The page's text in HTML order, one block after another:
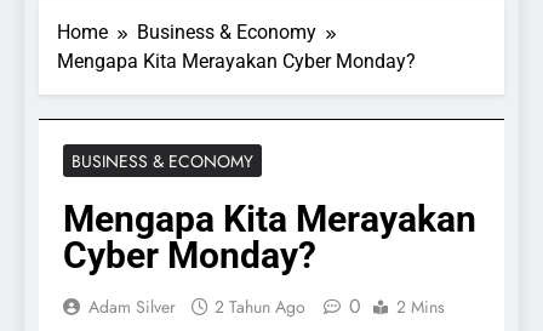
Home
Business & Economy
Mengapa Kita Merayakan Cyber ​​Monday?
BUSINESS & ECONOMY
Mengapa Kita Merayakan
Cyber ​​Monday?
Adam Silver 2 Tahun Ago 0 2 Mins